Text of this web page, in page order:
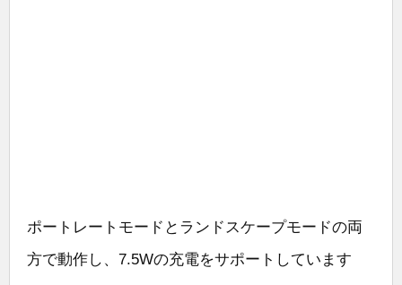
ポートレートモードとランドスケープモードの両
方で動作し、7.5Wの充電をサポートしています